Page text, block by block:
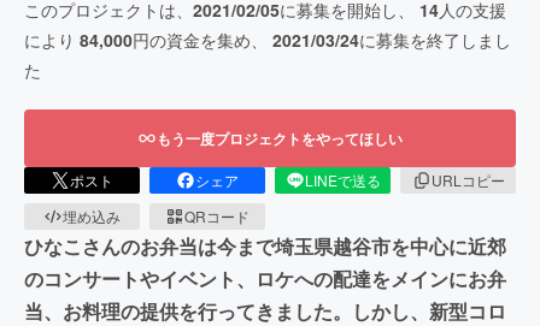
このプロジェクトは、 2021/02/05に募集を開始し、 14人の支援
により 84,000円の資金を集め、 2021/03/24に募集を終了しまし
た
もう一度プロジェクトをやってほしい
ポスト シェア LINEで送る
URLコピー
埋め込み
QRコード
ひなこさんのお弁当は今まで埼玉県越谷市を中心に近郊
のコンサートやイベント、ロケへの配達をメインにお弁
当、お料理の提供を行ってきました。しかし、新型コロ